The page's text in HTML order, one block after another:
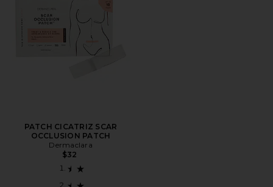
PATCH CICATRIZ SCAR
OCCLUSION PATCH
Dermaclara
$32